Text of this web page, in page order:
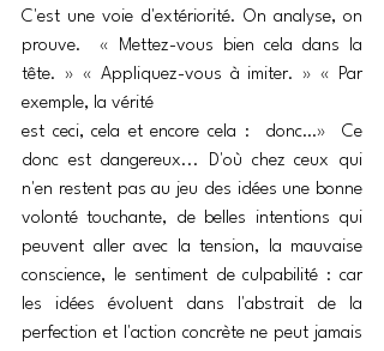
C'est une voie d'extériorité. On analyse, on
prouve.  « Mettez-vous bien cela dans la
tête. » « Appliquez-vous à imiter. » « Par
exemple, la vérité
est ceci, cela et encore cela :  donc…»  Ce
donc est dangereux... D'où chez ceux qui
n'en restent pas au jeu des idées une bonne
volonté touchante, de belles intentions qui
peuvent aller avec la tension, la mauvaise
conscience, le sentiment de culpabilité : car
les idées évoluent dans l'abstrait de la
perfection et l'action concrète ne peut jamais